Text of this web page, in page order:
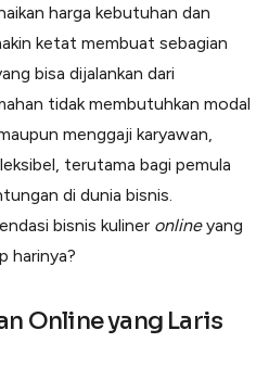
harga kebutuhan dan
ketat membuat sebagian
bisa dijalankan dari
tidak membutuhkan modal
menggaji karyawan,
terutama bagi pemula
di dunia bisnis.
bisnis kuliner onlineyang
harinya?
Onlineyang Laris